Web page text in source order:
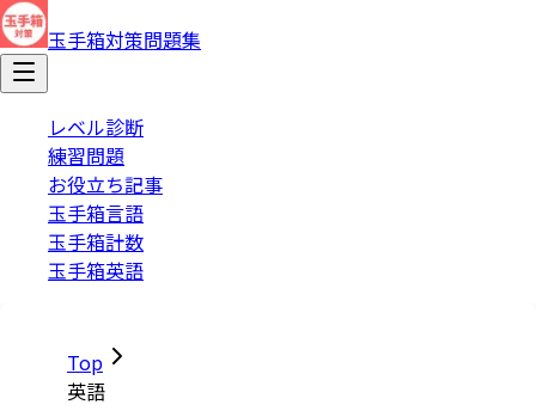
玉手箱対策問題集
レベル診断
練習問題
お役立ち記事
玉手箱言語
玉手箱計数
玉手箱英語
Top
英語